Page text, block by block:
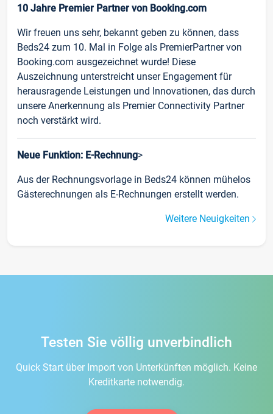
10 Jahre Premier Partner von Booking.com
Wir freuen uns sehr, bekannt geben zu können, dass
Beds24 zum 10. Mal in Folge als PremierPartner von
Booking.com ausgezeichnet wurde! Diese
Auszeichnung unterstreicht unser Engagement für
herausragende Leistungen und Innovationen, das durch
unsere Anerkennung als Premier Connectivity Partner
noch verstärkt wird.
Neue Funktion: E-Rechnung>
Aus der Rechnungsvorlage in Beds24 können mühelos
Gästerechnungen als E-Rechnungen erstellt werden.
Weitere Neuigkeiten
Testen Sie völlig unverbindlich
Quick Start über Import von Unterkünften möglich. Keine
Kreditkarte notwendig.